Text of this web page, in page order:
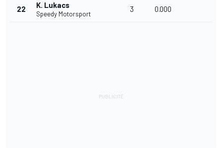
22 K. Lukacs
Speedy Motorsport
3 0.000